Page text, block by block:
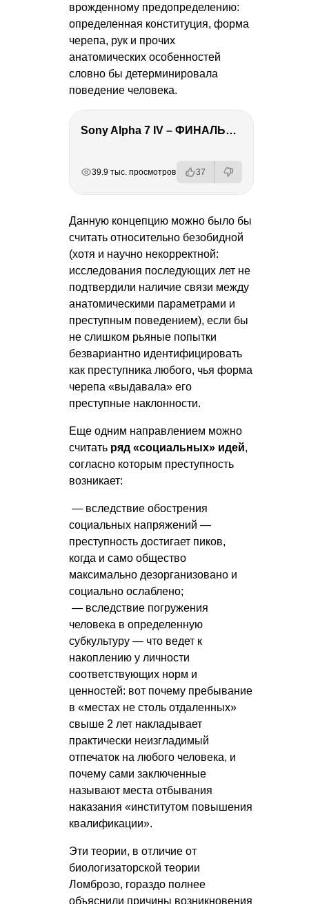
врожденному предопределению:
определенная конституция, форма
черепа, рук и прочих
анатомических особенностей
словно бы детерминировала
поведение человека.
Sony Alpha 7 IV – ФИНАЛЬНЫЙ ОБЗОР
39.9 тыс. просмотров 37
Данную концепцию можно было бы
считать относительно безобидной
(хотя и научно некорректной:
исследования последующих лет не
подтвердили наличие связи между
анатомическими параметрами и
преступным поведением), если бы
не слишком рьяные попытки
безвариантно идентифицировать
как преступника любого, чья форма
черепа «выдавала» его
преступные наклонности.
Еще одним направлением можно
считать ряд «социальных» идей,
согласно которым преступность
возникает:
— вследствие обострения
социальных напряжений —
преступность достигает пиков,
когда и само общество
максимально дезорганизовано и
социально ослаблено;
— вследствие погружения
человека в определенную
субкультуру — что ведет к
накоплению у личности
соответствующих норм и
ценностей: вот почему пребывание
в «местах не столь отдаленных»
свыше 2 лет накладывает
практически неизгладимый
отпечаток на любого человека, и
почему сами заключенные
называют места отбывания
наказания «институтом повышения
квалификации».
Эти теории, в отличие от
биологизаторской теории
Ломброзо, гораздо полнее
объяснили причины возникновения